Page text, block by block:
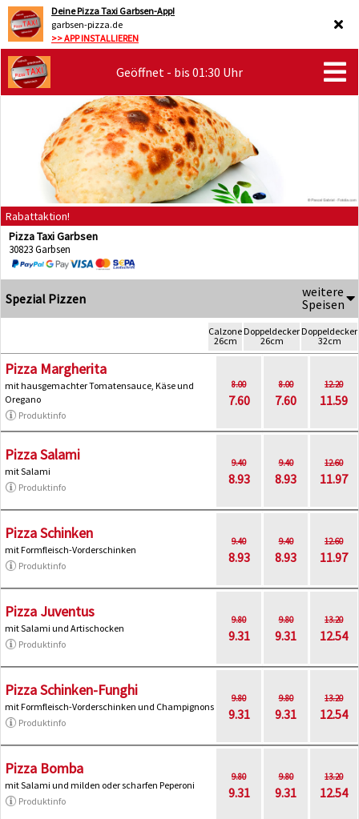
Deine Pizza Taxi Garbsen-App!
garbsen-pizza.de
>> APP INSTALLIEREN
Geöffnet - bis 01:30 Uhr
Rabattaktion!
Pizza Taxi Garbsen
30823 Garbsen
Spezial Pizzen
weitere
Speisen
Calzone
26cm
Doppeldecker
26cm
Doppeldecker
32cm
Pizza Margherita
mit hausgemachter Tomatensauce, Käse und
Oregano
Produktinfo
8.00
7.60
8.00
7.60
12.20
11.59
Pizza Salami
mit Salami
Produktinfo
9.40
8.93
9.40
8.93
12.60
11.97
Pizza Schinken
mit Formfleisch-Vorderschinken
Produktinfo
9.40
8.93
9.40
8.93
12.60
11.97
Pizza Juventus
mit Salami und Artischocken
Produktinfo
9.80
9.31
9.80
9.31
13.20
12.54
Pizza Schinken-Funghi
mit Formfleisch-Vorderschinken und Champignons
Produktinfo
9.80
9.31
9.80
9.31
13.20
12.54
Pizza Bomba
mit Salami und milden oder scharfen Peperoni
Produktinfo
9.80
9.31
9.80
9.31
13.20
12.54